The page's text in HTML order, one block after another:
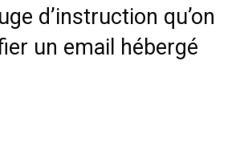
d’instruction qu’on
un email hébergé